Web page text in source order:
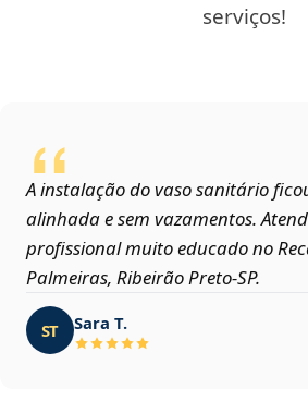
serviços!
A instalação do vaso sanitário
alinhada e sem vazamentos.
profissional muito educado no
Palmeiras, Ribeirão Preto‑SP.
ST Sara T.